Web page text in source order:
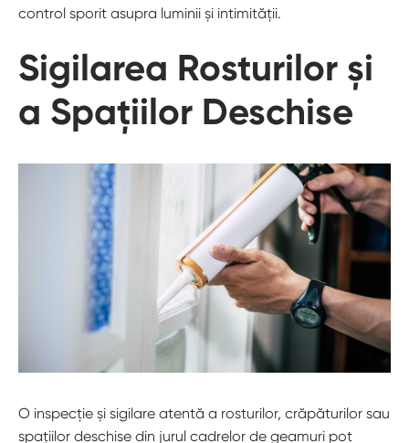
control sporit asupra luminii și intimității.
Sigilarea Rosturilor și
a Spațiilor Deschise
O inspecție și sigilare atentă a rosturilor, crăpăturilor sau
spațiilor deschise din jurul cadrelor de geamuri pot